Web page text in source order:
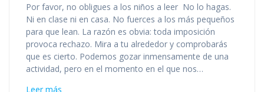
Por favor, no obligues a los niños a leer No lo hagas.
Ni en clase ni en casa. No fuerces a los más pequeños
para que lean. La razón es obvia: toda imposición
provoca rechazo. Mira a tu alrededor y comprobarás
que es cierto. Podemos gozar inmensamente de una
actividad, pero en el momento en el que nos…
Leer más